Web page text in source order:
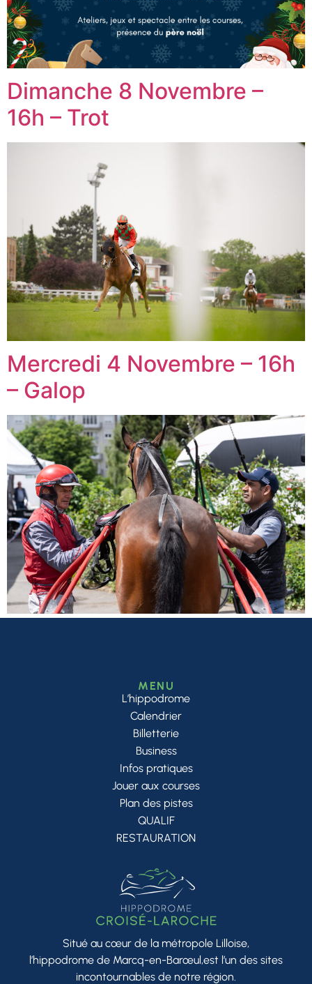
Dimanche 8 Novembre –
16h – Trot
Mercredi 4 Novembre – 16h
– Galop
MENU
L’hippodrome
Calendrier
Billetterie
Business
Infos pratiques
Jouer aux courses
Plan des pistes
QUALIF
RESTAURATION
Situé au cœur de la métropole Lilloise,
l’hippodrome de Marcq-en-Barœul,est l’un des sites
incontournables de notre région.